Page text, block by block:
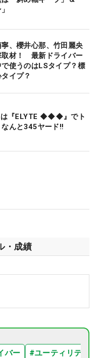
、櫻井心那、竹田麗央
取材！ 最新ドライバー
使うのはLSタイプ？標
タイプ？
『ELYTE ◆◆◆』でト
なんと345ヤード‼
・成績
バー #ユーティリティ